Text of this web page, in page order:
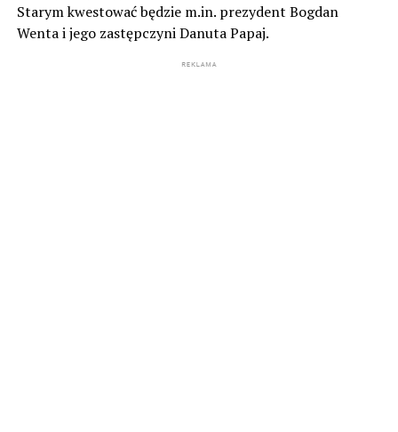
Starym kwestować będzie m.in. prezydent Bogdan
Wenta i jego zastępczyni Danuta Papaj.